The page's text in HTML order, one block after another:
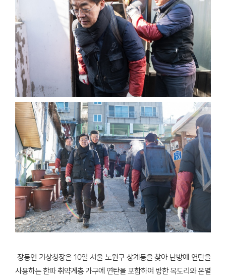
장동언 기상청장은 10일 서울 노원구 상계동을 찾아 난방에 연탄을
사용하는 한파 취약계층 가구에 연탄을 포함하여 방한 목도리와 온열